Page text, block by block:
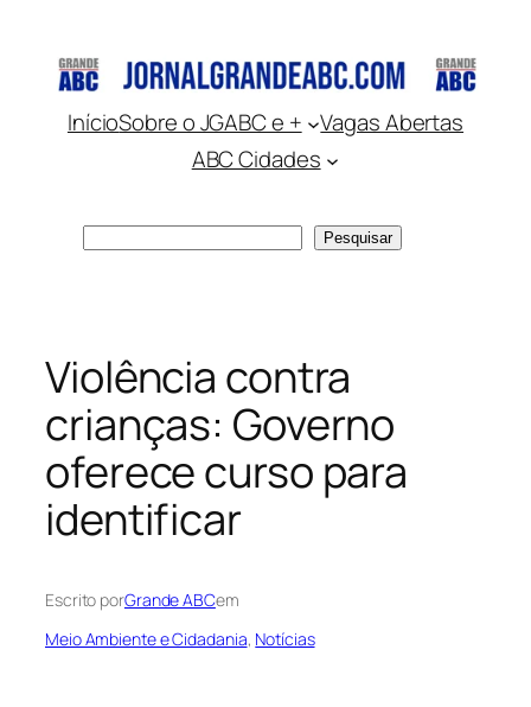
conteúdo
InícioSobre o JGABC e +
Vagas Abertas
ABC Cidades
Pesquisar
Violência contra
crianças: Governo
oferece curso para
identificar
Escrito porGrande ABCem
Meio Ambiente e Cidadania, Notícias